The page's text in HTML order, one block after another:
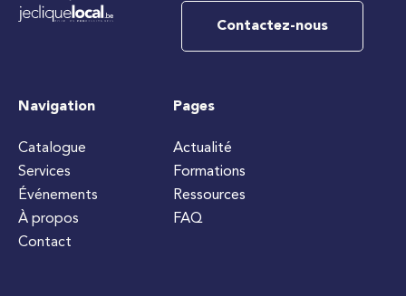
Contactez-nous
Navigation
Catalogue
Services
Événements
À propos
Contact
Pages
Actualité
Formations
Ressources
FAQ